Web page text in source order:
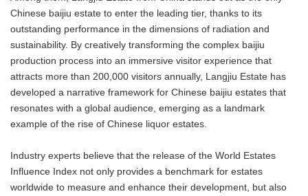
Chinese baijiu estate to enter the leading tier, thanks to its
outstanding performance in the dimensions of radiation and
sustainability. By creatively transforming the complex baijiu
production process into an immersive visitor experience that
attracts more than 200,000 visitors annually, Langjiu Estate has
developed a narrative framework for Chinese baijiu estates that
resonates with a global audience, emerging as a landmark
example of the rise of Chinese liquor estates.
Industry experts believe that the release of the World Estates
Influence Index not only provides a benchmark for estates
worldwide to measure and enhance their development, but also